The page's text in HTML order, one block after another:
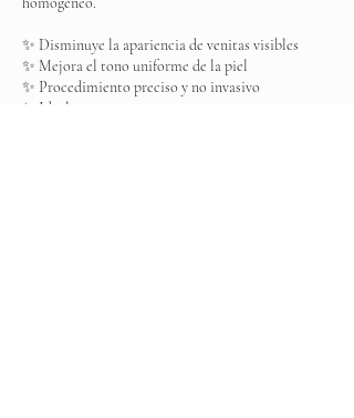
✨ Disminuye la apariencia de venitas visibles
✨ Mejora el tono uniforme de la piel
✨ Procedimiento preciso y no invasivo
✨ Ideal para rostro y cuerpo